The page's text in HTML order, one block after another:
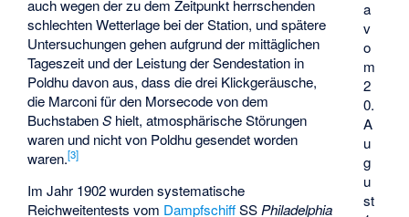
a
v
o
m
2
0.
A
u
g
u
st
auch wegen der zu dem Zeitpunkt herrschenden
schlechten Wetterlage bei der Station, und spätere
Untersuchungen gehen aufgrund der mittäglichen
Tageszeit und der Leistung der Sendestation in
Poldhu davon aus, dass die drei Klickgeräusche,
die Marconi für den Morsecode von dem
BuchstabenS hielt, atmosphärische Störungen
waren und nicht von Poldhu gesendet worden
waren.[3]
Im Jahr 1902 wurden systematische
Reichweitentests vom DampfschiffSS Philadelphia